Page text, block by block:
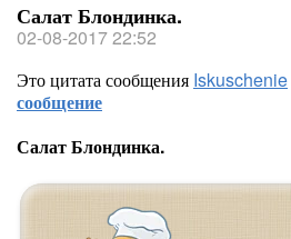
Салат Блондинка.
02-08-2017 22:52
Это цитата сообщения Iskuschenie
сообщение
Салат Блондинка.